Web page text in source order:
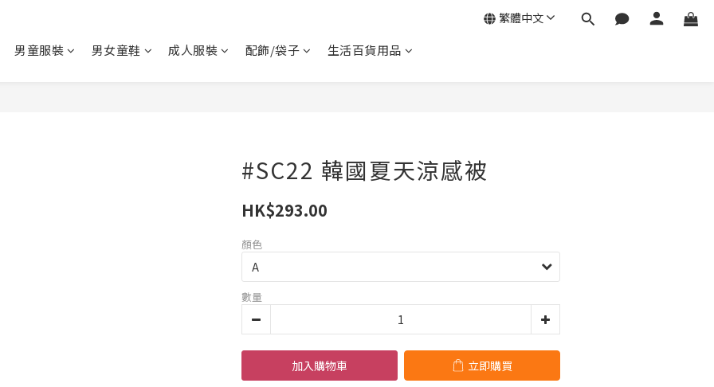
男童服裝 男女童鞋 成人服裝 配飾/袋子 生活百貨用品
繁體中文
#SC22 韓國夏天涼感被
HK$293.00
顏色
數量
加入購物車 立即購買